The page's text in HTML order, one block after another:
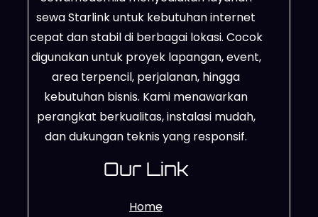
sinyal lemah, serta wilayah yang
belum tersedia jaringan fiber…
sewa Starlink untuk kebutuhan internet
cepat dan stabil di berbagai lokasi. Cocok
digunakan untuk proyek lapangan, event,
area terpencil, perjalanan, hingga
kebutuhan bisnis. Kami menawarkan
perangkat berkualitas, instalasi mudah,
dan dukungan teknis yang responsif.
Our Link
Home